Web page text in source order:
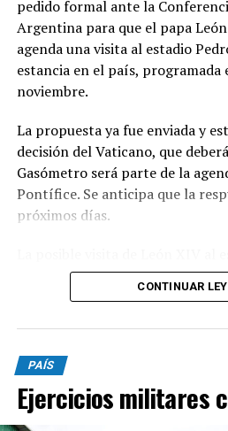
pedido formal ante la
Argentina para que el papa
agenda una visita al estadio
estancia en el país, programada
noviembre.
La propuesta ya fue enviada y
decisión del Vaticano, que
Gasómetro será parte de la
Pontífice. Se anticipa que la
próximos días.
significado simbólico para San
histórico vínculo entre la
El club fue fundado por el padre
mantiene una conexión cercana
conocido hincha y uno de los
del Ciclón.
CONTINUAR
PAÍS
Ejercicios militares